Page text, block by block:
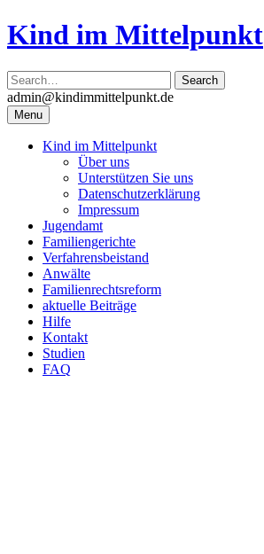
Skip
to
Kind im Mittelpunkt
admin@kindimmittelpunkt.de
Menu
Kind im Mittelpunkt
Über uns
Unterstützen Sie uns
Datenschutzerklärung
Impressum
Jugendamt
Familiengerichte
Verfahrensbeistand
Anwälte
Familienrechtsreform
aktuelle Beiträge
Hilfe
Kontakt
Studien
FAQ